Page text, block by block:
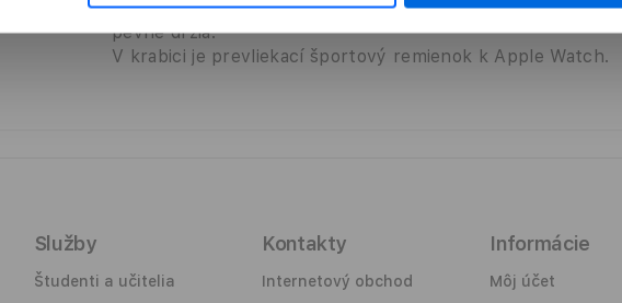
priliehajú k pokožke a nechávajú ju dýchať. A vysoko
pevne držia.
V krabici je prevliekací športový remienok k Apple Watch.
Služby
Študenti a učitelia
Kontakty
Internetový obchod
Informácie
Môj účet